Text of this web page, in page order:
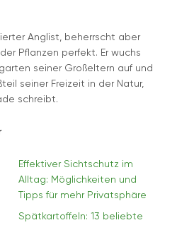
Anglist, beherrscht aber
Pflanzen perfekt. Er wuchs
seiner Großeltern auf und
seiner Freizeit in der Natur,
schreibt.
Effektiver Sichtschutz im
Alltag: Möglichkeiten und
Tipps für mehr Privatsphäre
Spätkartoffeln: 13 beliebte